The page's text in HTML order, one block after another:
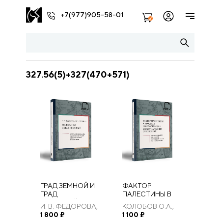
+7(977)905-58-01 2
327.56(5)+327(470+571)
ГРАД ЗЕМНОЙ И
ГРАД
НЕБЕСНЫЙ:
ИЕРУСАЛИМ В
И. В. ФЕДОРОВА,
И. А. ПОЛЯКОВ
1 800 ₽
ФАКТОР
ПАЛЕСТИНЫ В
ПРОЦЕССЕ
ТРАНСФОРМАЦИИ
КОЛОБОВ О.А.,
БОРОДИНА
1 100 ₽